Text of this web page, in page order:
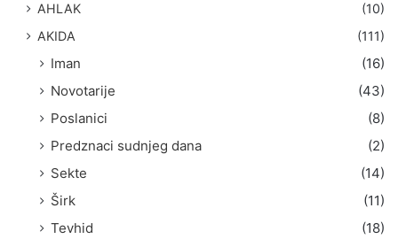
AHLAK
(10)
AKIDA
(111)
Iman
(16)
Novotarije
(43)
Poslanici
(8)
Predznaci sudnjeg dana
(2)
Sekte
(14)
Širk
(11)
Tevhid
(18)